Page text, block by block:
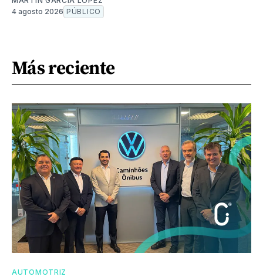
4 agosto 2026 PÚBLICO
Más reciente
AUTOMOTRIZ